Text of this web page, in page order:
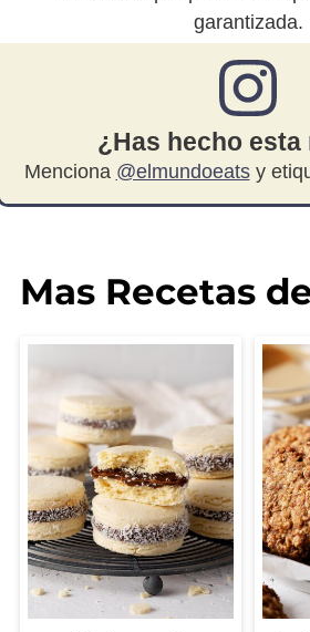
garantizada.
¿Has hecho esta
Menciona @elmundoeatsy
Mas Recetas